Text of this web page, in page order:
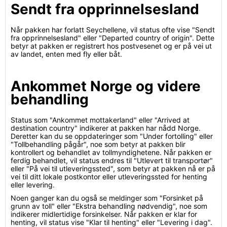
Sendt fra opprinnelsesland
Når pakken har forlatt Seychellene, vil status ofte vise "Sendt
fra opprinnelsesland" eller "Departed country of origin". Dette
betyr at pakken er registrert hos postvesenet og er på vei ut
av landet, enten med fly eller båt.
Ankommet Norge og videre
behandling
Status som "Ankommet mottakerland" eller "Arrived at
destination country" indikerer at pakken har nådd Norge.
Deretter kan du se oppdateringer som "Under fortolling" eller
"Tollbehandling pågår", noe som betyr at pakken blir
kontrollert og behandlet av tollmyndighetene. Når pakken er
ferdig behandlet, vil status endres til "Utlevert til transportør"
eller "På vei til utleveringssted", som betyr at pakken nå er på
vei til ditt lokale postkontor eller utleveringssted for henting
eller levering.
Noen ganger kan du også se meldinger som "Forsinket på
grunn av toll" eller "Ekstra behandling nødvendig", noe som
indikerer midlertidige forsinkelser. Når pakken er klar for
henting, vil status vise "Klar til henting" eller "Levering i dag".